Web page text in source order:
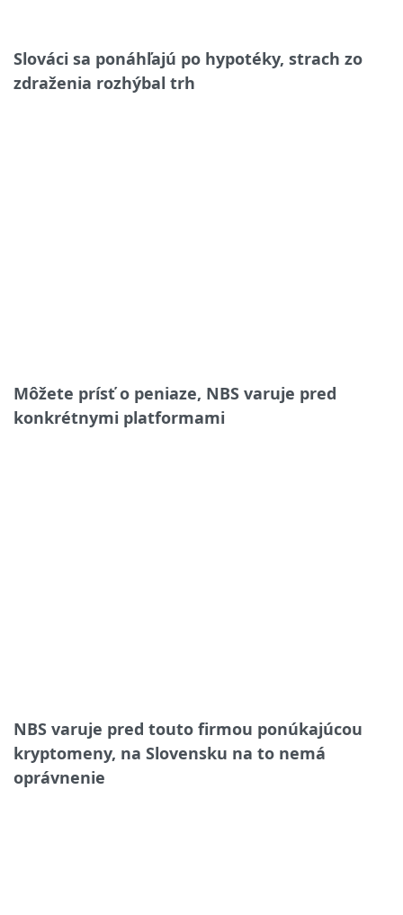
Slováci sa ponáhľajú po hypotéky, strach zo
zdraženia rozhýbal trh
Môžete prísť o peniaze, NBS varuje pred
konkrétnymi platformami
NBS varuje pred touto firmou ponúkajúcou
kryptomeny, na Slovensku na to nemá
oprávnenie